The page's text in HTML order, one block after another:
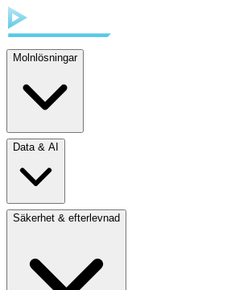
Molnlösningar
Data & AI
Säkerhet & efterlevnad